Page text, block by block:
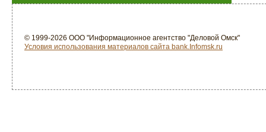
© 1999-2026 ООО "Информационное агентство "Деловой Омск"
Условия использования материалов сайта bank.Infomsk.ru